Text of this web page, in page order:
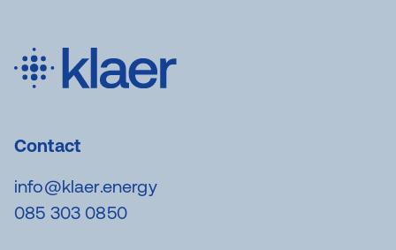
Contact
info@klaer.energy
085 303 0850